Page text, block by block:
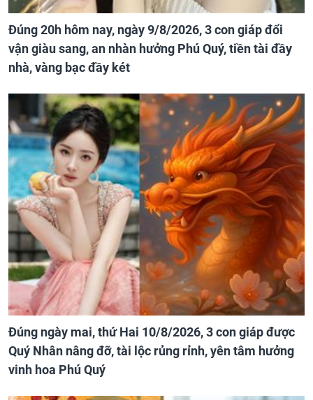
Đúng 20h hôm nay, ngày 9/8/2026, 3 con giáp đổi
vận giàu sang, an nhàn hưởng Phú Quý, tiền tài đầy
nhà, vàng bạc đầy két
Đúng ngày mai, thứ Hai 10/8/2026, 3 con giáp được
Quý Nhân nâng đỡ, tài lộc rủng rỉnh, yên tâm hưởng
vinh hoa Phú Quý